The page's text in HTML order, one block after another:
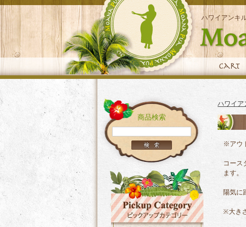
ハワイアンキ
商品検索
ハワイ
※アウ
コース
ます。
陽気に
※大き